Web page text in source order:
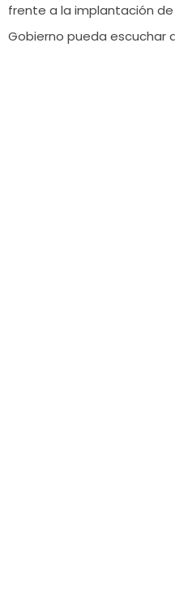
frente a la implantación
Gobierno pueda escuchar